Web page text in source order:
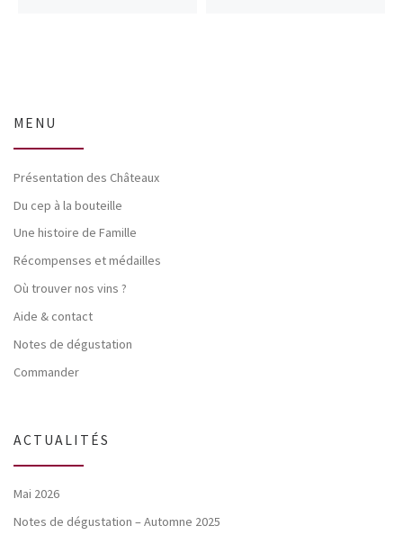
MENU
Présentation des Châteaux
Du cep à la bouteille
Une histoire de Famille
Récompenses et médailles
Où trouver nos vins ?
Aide & contact
Notes de dégustation
Commander
ACTUALITÉS
Mai 2026
Notes de dégustation – Automne 2025